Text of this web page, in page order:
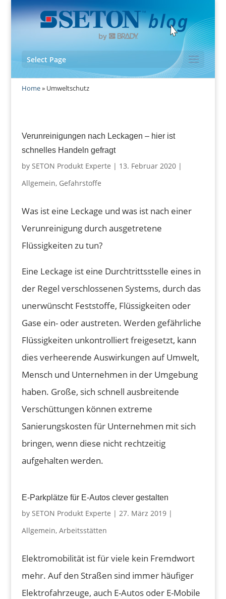
Select Page
Home» Umweltschutz
Verunreinigungen nach Leckagen – hier ist
schnelles Handeln gefragt
by SETON Produkt Experte | 13. Februar 2020|
Allgemein, Gefahrstoffe
Was ist eine Leckage und was ist nach einer
Verunreinigung durch ausgetretene
Flüssigkeiten zu tun?
Eine Leckage ist eine Durchtrittsstelle eines in
der Regel verschlossenen Systems, durch das
unerwünscht Feststoffe, Flüssigkeiten oder
Gase ein- oder austreten. Werden gefährliche
Flüssigkeiten unkontrolliert freigesetzt, kann
dies verheerende Auswirkungen auf Umwelt,
Mensch und Unternehmen in der Umgebung
haben. Große, sich schnell ausbreitende
Verschüttungen können extreme
Sanierungskosten für Unternehmen mit sich
bringen, wenn diese nicht rechtzeitig
aufgehalten werden.
E-Parkplätze für E-Autos clever gestalten
by SETON Produkt Experte | 27. März 2019|
Allgemein, Arbeitsstätten
Elektromobilität ist für viele kein Fremdwort
mehr. Auf den Straßen sind immer häufiger
Elektrofahrzeuge, auch E-Autos oder E-Mobile